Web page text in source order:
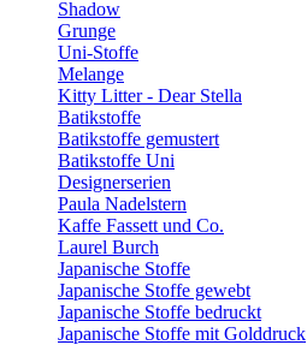
Shadow
Grunge
Uni-Stoffe
Melange
Kitty Litter - Dear Stella
Batikstoffe
Batikstoffe gemustert
Batikstoffe Uni
Designerserien
Paula Nadelstern
Kaffe Fassett und Co.
Laurel Burch
Japanische Stoffe
Japanische Stoffe gewebt
Japanische Stoffe bedruckt
Japanische Stoffe mit Golddruck